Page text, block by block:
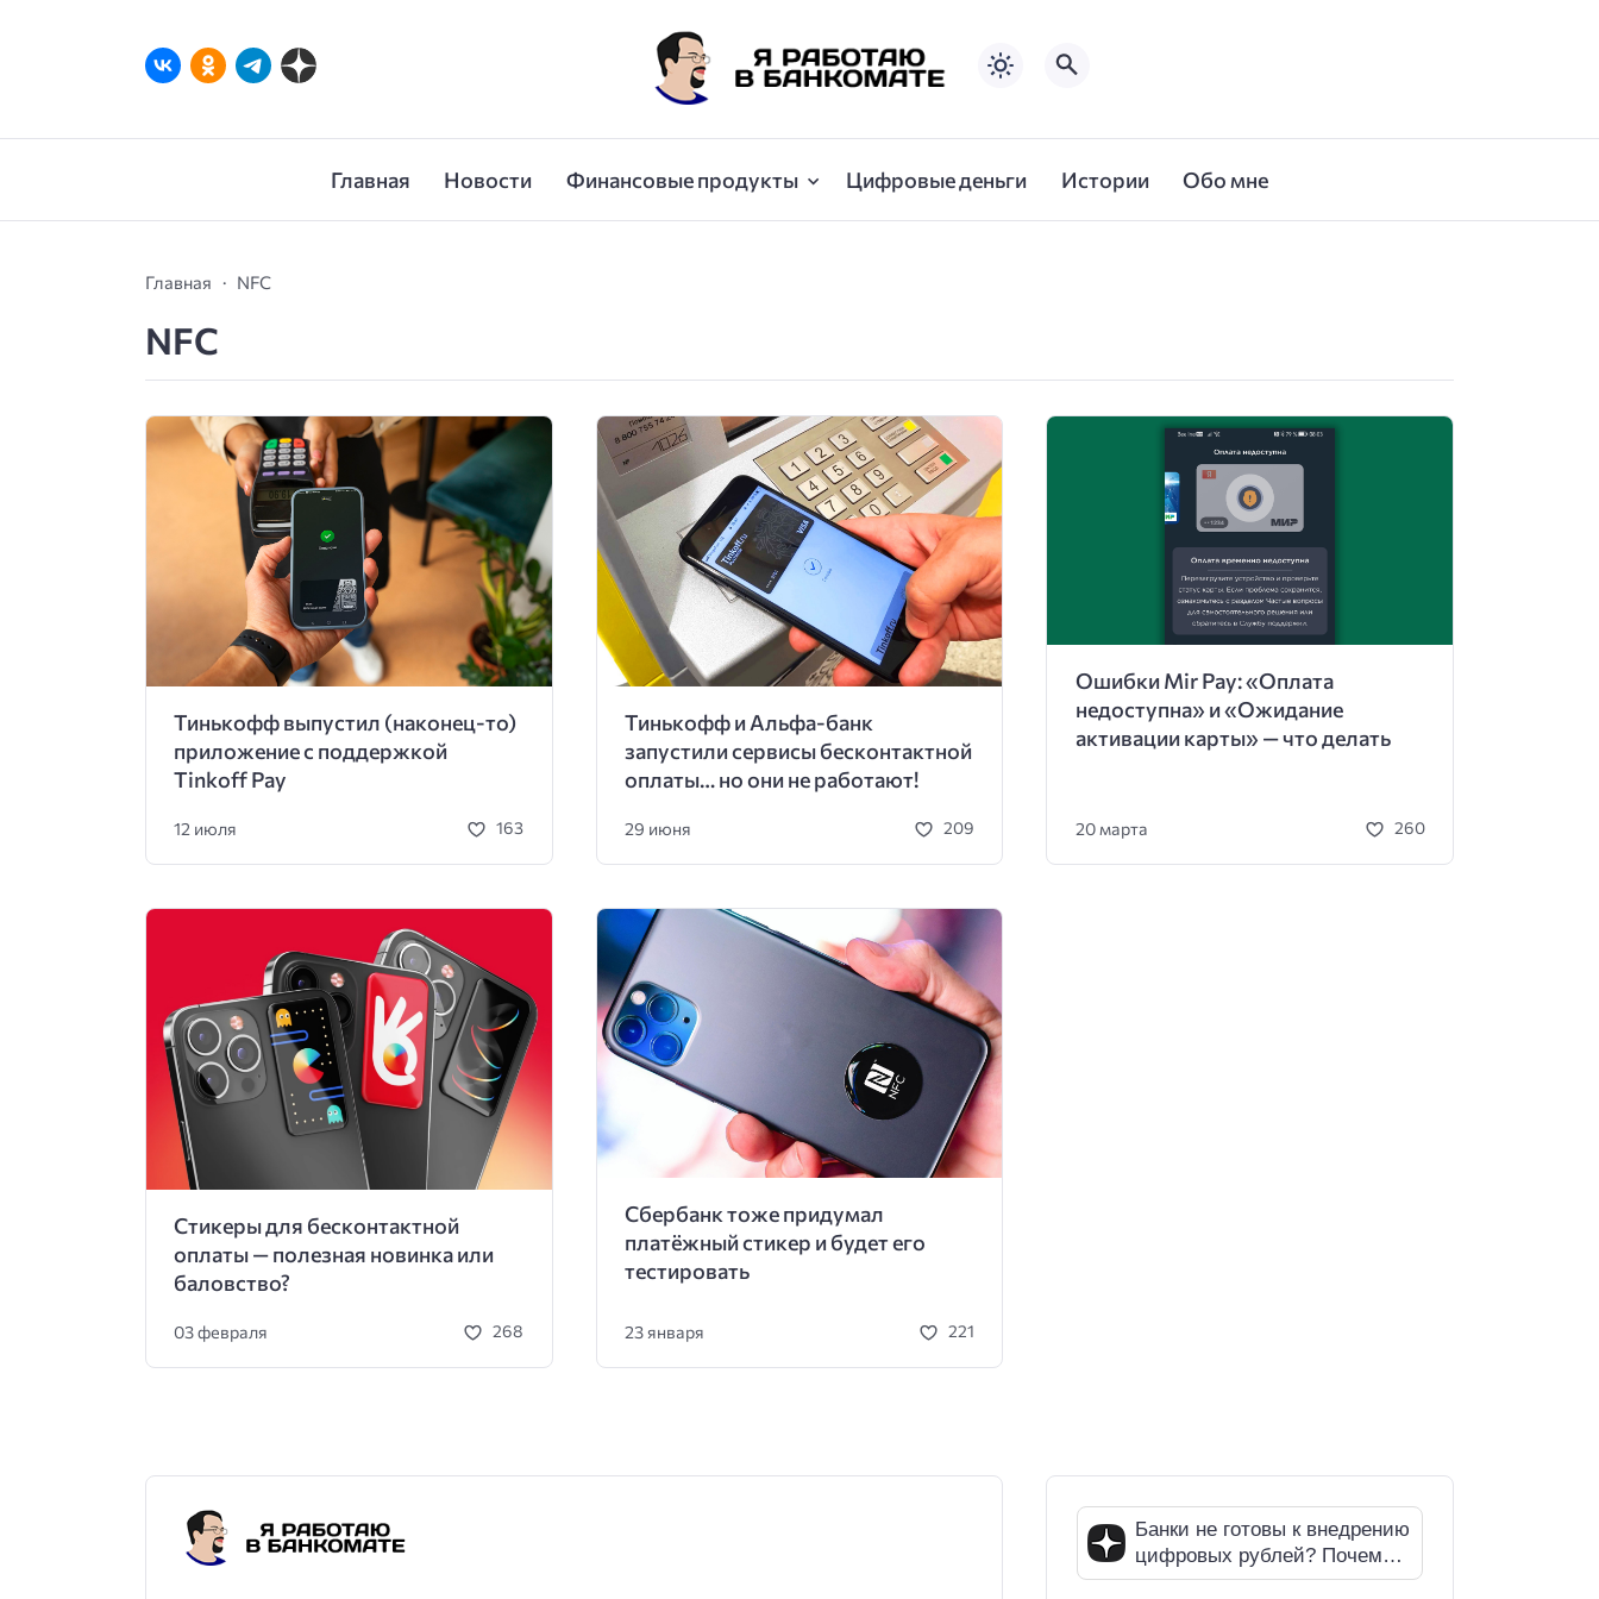
Главная Новости Финансовые продукты Цифровые деньги Истории Обо мне
Главная NFC
NFC
Тинькофф выпустил (наконец-то)
приложение с поддержкой
Tinkoff Pay
12 июля 163
Тинькофф и Альфа-банк
запустили сервисы бесконтактной
оплаты… но они не работают!
29 июня 209
Ошибки Mir Pay: «Оплата
недоступна» и «Ожидание
активации карты» — что делать
20 марта 260
Стикеры для бесконтактной
оплаты — полезная новинка или
баловство?
03 февраля 268
Сбербанк тоже придумал
платёжный стикер и будет его
тестировать
23 января 221
Банки не готовы к внедрению
цифровых рублей? Почему
СМИ ошибаются